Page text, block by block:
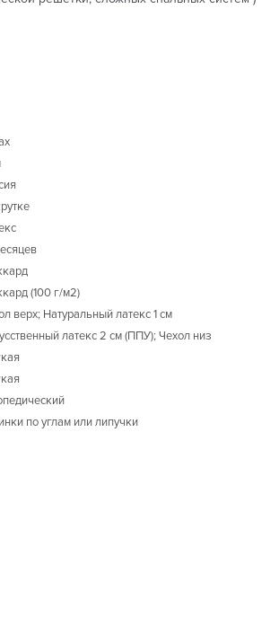
(100 г/м2)
верх; Натуральный латекс 1 см
латекс 2 см (ППУ); Чехол низ
по углам или липучки